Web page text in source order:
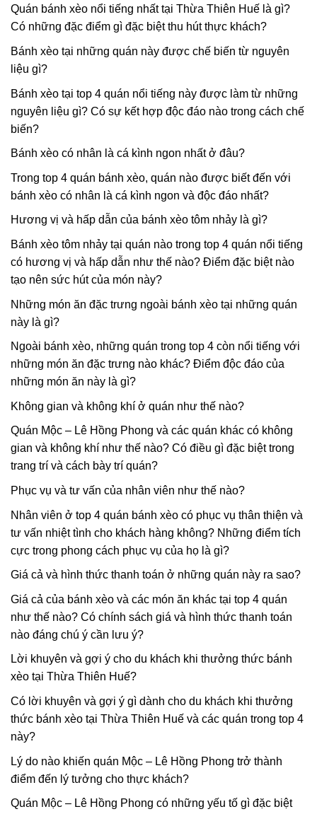
Quán bánh xèo nổi tiếng nhất tại Thừa Thiên Huế là gì?
Có những đặc điểm gì đặc biệt thu hút thực khách?
Bánh xèo tại những quán này được chế biến từ nguyên
liệu gì?
Bánh xèo tại top 4 quán nổi tiếng này được làm từ những
nguyên liệu gì? Có sự kết hợp độc đáo nào trong cách chế
biến?
Bánh xèo có nhân là cá kình ngon nhất ở đâu?
Trong top 4 quán bánh xèo, quán nào được biết đến với
bánh xèo có nhân là cá kình ngon và độc đáo nhất?
Hương vị và hấp dẫn của bánh xèo tôm nhảy là gì?
Bánh xèo tôm nhảy tại quán nào trong top 4 quán nổi tiếng
có hương vị và hấp dẫn như thế nào? Điểm đặc biệt nào
tạo nên sức hút của món này?
Những món ăn đặc trưng ngoài bánh xèo tại những quán
này là gì?
Ngoài bánh xèo, những quán trong top 4 còn nổi tiếng với
những món ăn đặc trưng nào khác? Điểm độc đáo của
những món ăn này là gì?
Không gian và không khí ở quán như thế nào?
Quán Mộc – Lê Hồng Phong và các quán khác có không
gian và không khí như thế nào? Có điều gì đặc biệt trong
trang trí và cách bày trí quán?
Phục vụ và tư vấn của nhân viên như thế nào?
Nhân viên ở top 4 quán bánh xèo có phục vụ thân thiện và
tư vấn nhiệt tình cho khách hàng không? Những điểm tích
cực trong phong cách phục vụ của họ là gì?
Giá cả và hình thức thanh toán ở những quán này ra sao?
Giá cả của bánh xèo và các món ăn khác tại top 4 quán
như thế nào? Có chính sách giá và hình thức thanh toán
nào đáng chú ý cần lưu ý?
Lời khuyên và gợi ý cho du khách khi thưởng thức bánh
xèo tại Thừa Thiên Huế?
Có lời khuyên và gợi ý gì dành cho du khách khi thưởng
thức bánh xèo tại Thừa Thiên Huế và các quán trong top 4
này?
Lý do nào khiến quán Mộc – Lê Hồng Phong trở thành
điểm đến lý tưởng cho thực khách?
Quán Mộc – Lê Hồng Phong có những yếu tố gì đặc biệt